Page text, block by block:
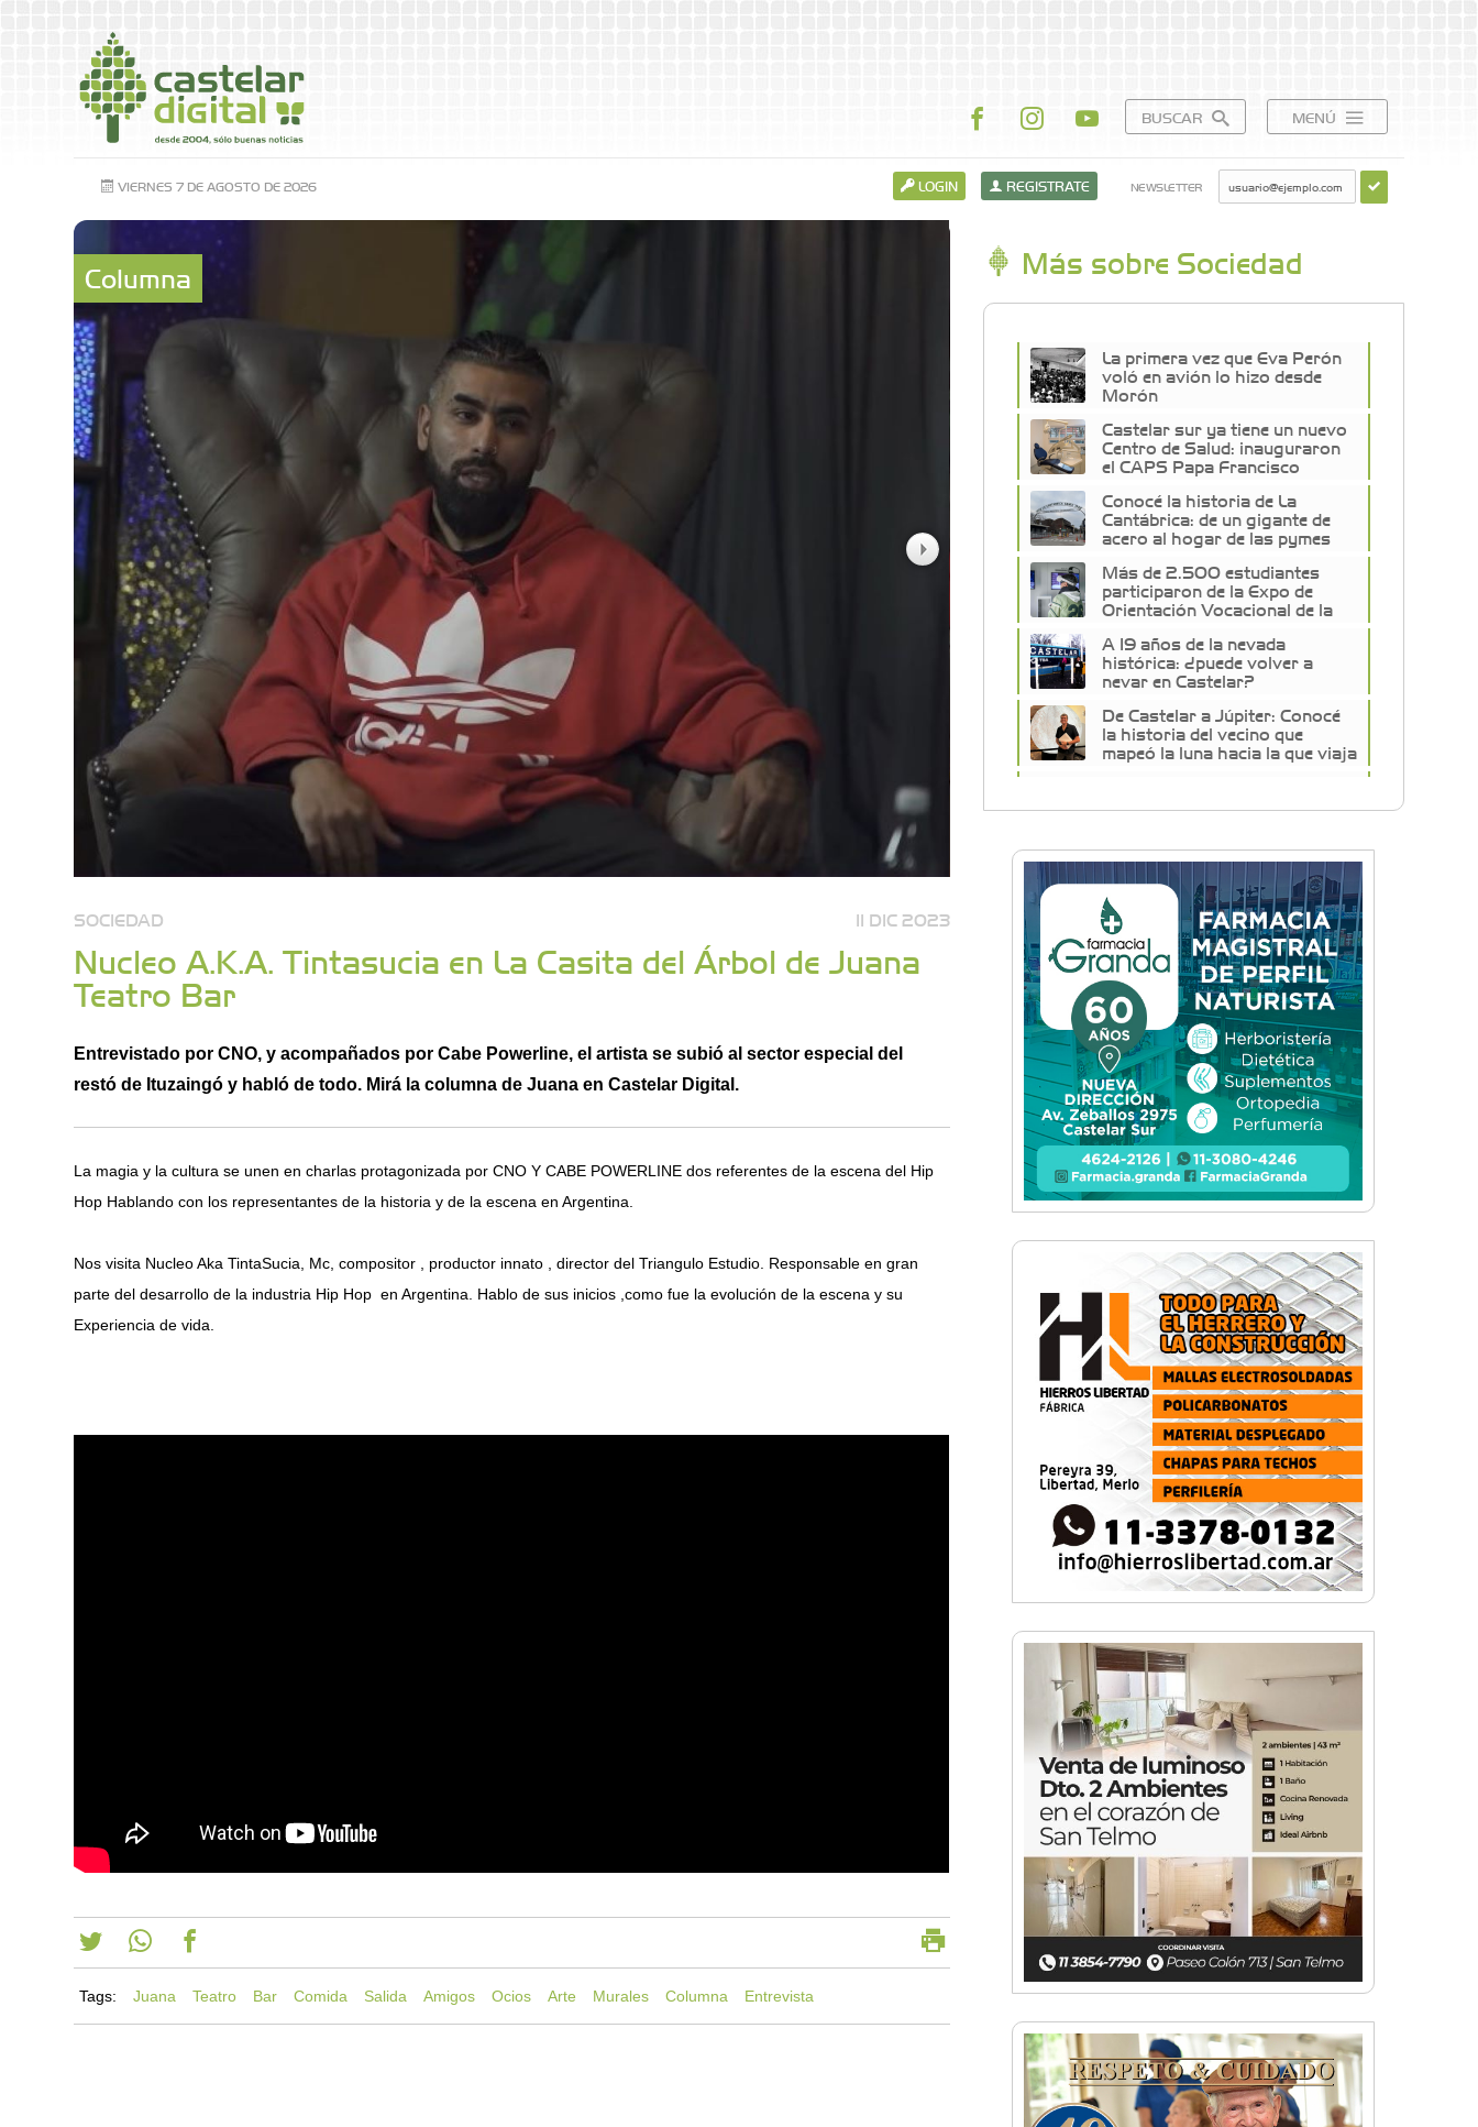
BUSCAR MENÚ
VIERNES 7 DE AGOSTO DE 2026 LOGIN REGISTRATE NEWSLETTER
Columna
SOCIEDAD 11 DIC 2023
Nucleo A.K.A. Tintasucia en La Casita del Árbol de Juana
Teatro Bar
Entrevistado por CNO, y acompañados por Cabe Powerline, el artista se subió al sector especial del
restó de Ituzaingó y habló de todo. Mirá la columna de Juana en Castelar Digital.
La magia y la cultura se unen en charlas protagonizada por CNO Y CABE POWERLINE dos referentes de la escena del Hip
Hop Hablando con los representantes de la historia y de la escena en Argentina.
Nos visita Nucleo Aka TintaSucia, Mc, compositor , productor innato , director del Triangulo Estudio. Responsable en gran
parte del desarrollo de la industria Hip Hop en Argentina. Hablo de sus inicios ,como fue la evolución de la escena y su
Experiencia de vida.
Tags: Juana Teatro Bar Comida Salida Amigos Ocios Arte Murales Columna Entrevista
Más sobre Sociedad
La primera vez que Eva Perón
voló en avión lo hizo desde
Morón
Castelar sur ya tiene un nuevo
Centro de Salud: inauguraron
el CAPS Papa Francisco
Conocé la historia de La
Cantábrica: de un gigante de
acero al hogar de las pymes
Más de 2.500 estudiantes
participaron de la Expo de
Orientación Vocacional de la
A 19 años de la nevada
histórica: ¿puede volver a
nevar en Castelar?
De Castelar a Júpiter: Conocé
la historia del vecino que
mapeó la luna hacia la que viaja
décadas de odontología en
Emiliano Brancciari inauguró
"El Banquito de Norita", el
nuevo ciclo cultural de la Casa
Museo Nora Cortiñas
No funcionará el Ferrocarril
Sarmiento por cuatro días
¡Sí, prometo! Miles de
estudiantes de Morón
prometieron lealtad a la
bandera
Empresas, emprendedores y
cultura se reunieron en Expo
Morón Se Muestra
Empezá a estudiar en agosto:
la Universidad de Morón abrió
las inscripciones para el
segundo cuatrimestre